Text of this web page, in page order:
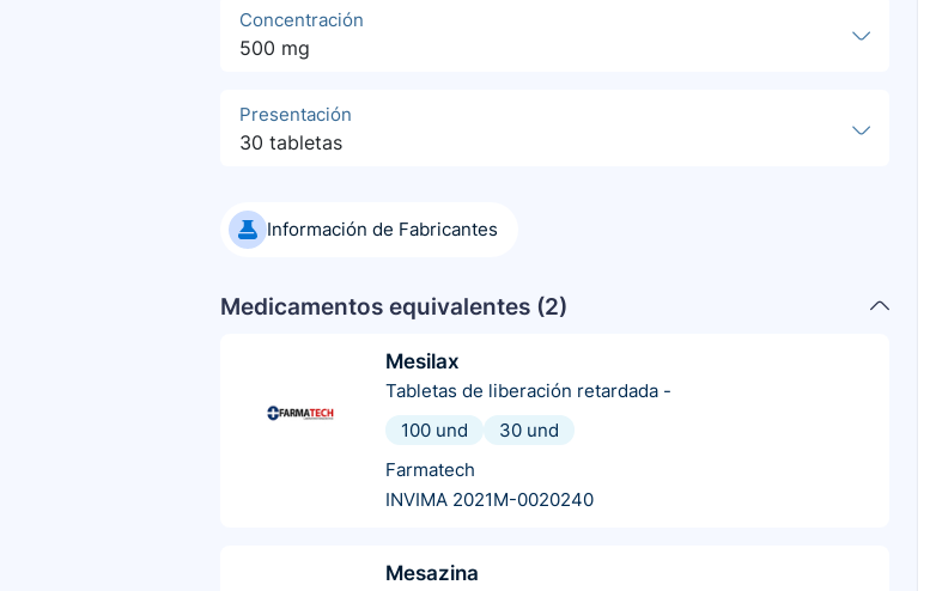
Concentración
500 mg
Presentación
30 tabletas
Información de Fabricantes
Medicamentos equivalentes (2)
Mesilax
Tabletas de liberación retardada -
100 und
30 und
Farmatech
INVIMA 2021M-0020240
Mesazina